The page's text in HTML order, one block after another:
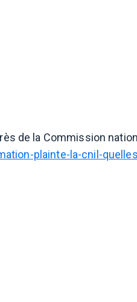
de la Commission
plainte-la-cnil-